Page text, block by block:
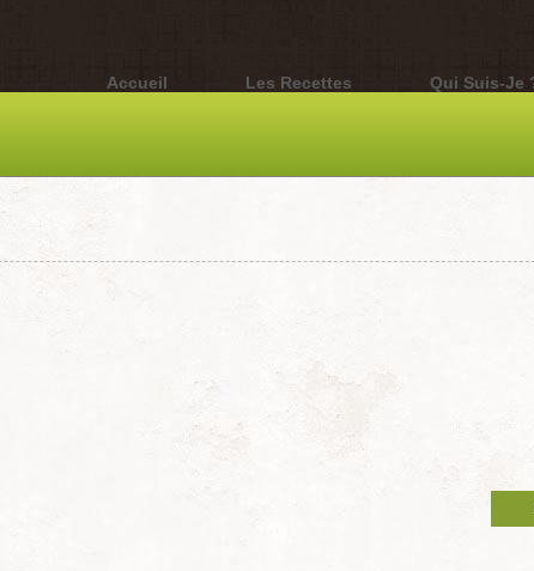
Accueil Les Recettes Qui Suis-Je